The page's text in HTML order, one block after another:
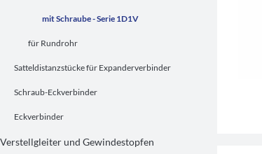
mit Schraube - Serie 1D1V
für Rundrohr
Satteldistanzstücke für Expanderverbinder
Schraub-Eckverbinder
Eckverbinder
Verstellgleiter und Gewindestopfen